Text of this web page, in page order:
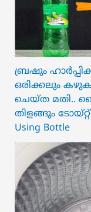
ബ്രഷും
ഒരിക്കലും
ചെയ്ത മതി..
തിളങ്ങും
Using Bottle